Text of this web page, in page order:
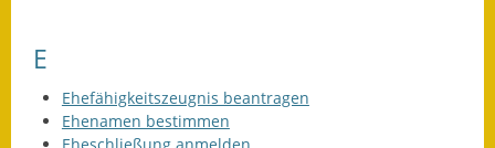
E
Ehefähigkeitszeugnis beantragen
Ehenamen bestimmen